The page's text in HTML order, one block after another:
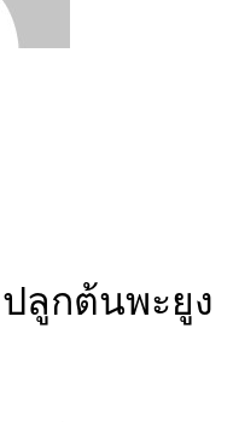
ลูกต้นพะยูง